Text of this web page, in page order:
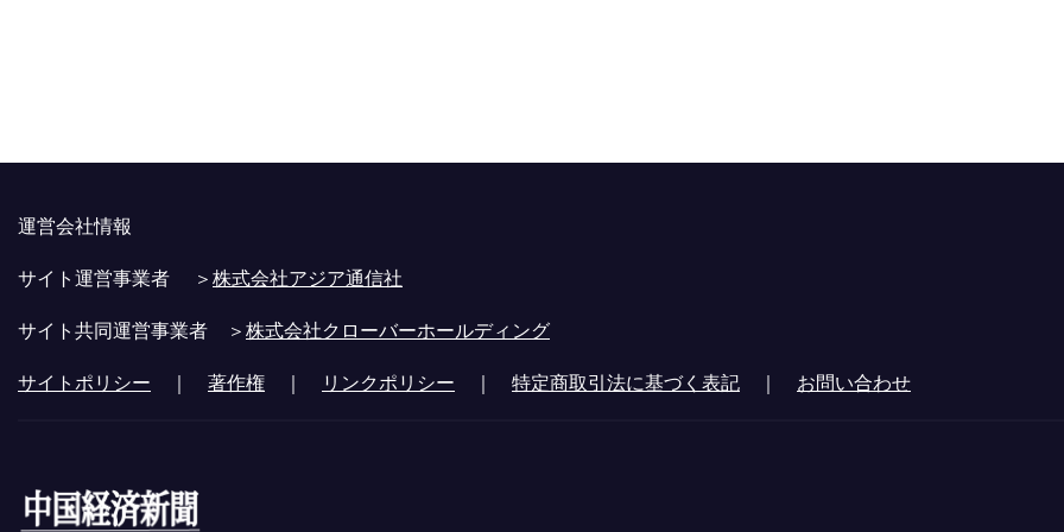
運営会社情報
サイト運営事業者 ＞株式会社アジア通信社
サイト共同運営事業者 ＞株式会社クローバーホールディング
サイトポリシー ｜ 著作権 ｜ リンクポリシー ｜ 特定商取引法に基づく表記 ｜ お問い合わせ